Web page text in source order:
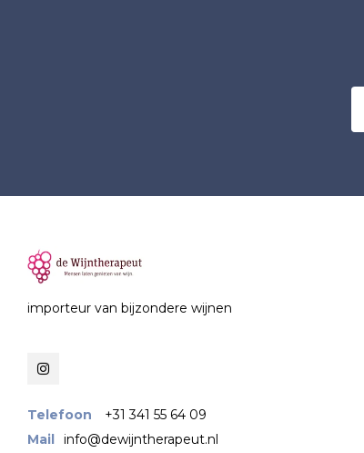
importeur van bijzondere wijnen
Telefoon
+31 341 55 64 09
Mail info@dewijntherapeut.nl